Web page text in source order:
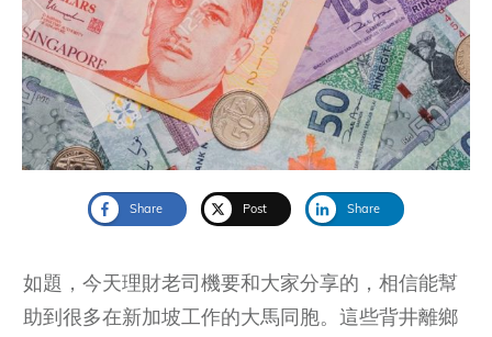
Share Post Share
如題，今天理財老司機要和大家分享的，相信能幫
助到很多在新加坡工作的大馬同胞。這些背井離鄉